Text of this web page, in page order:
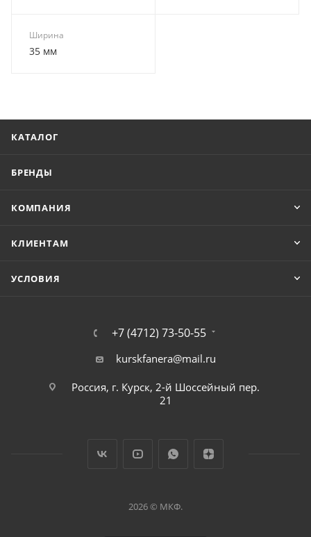
Ширина
35 мм
КАТАЛОГ
БРЕНДЫ
КОМПАНИЯ
КЛИЕНТАМ
УСЛОВИЯ
+7 (4712) 73-50-55
kurskfanera@mail.ru
Россия, г. Курск, 2-й Шоссейный пер.
21
2026 © МКФ.